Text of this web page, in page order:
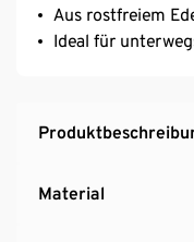
Aus rostfreiem
Ideal für
Material